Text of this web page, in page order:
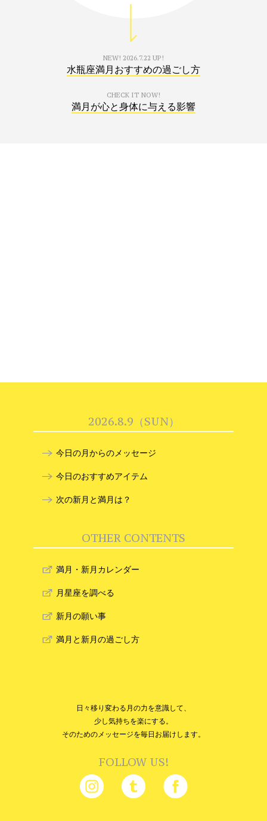
NEW! 2026.7.22 UP!
水瓶座満月おすすめの過ごし方
CHECK IT NOW!
満月が心と身体に与える影響
2026.8.9（SUN）
今日の月からのメッセージ
今日のおすすめアイテム
次の新月と満月は？
OTHER CONTENTS
満月・新月カレンダー
月星座を調べる
新月の願い事
満月と新月の過ごし方
日々移り変わる月の力を意識して、
少し気持ちを楽にする。
そのためのメッセージを毎日お届けします。
FOLLOW US!